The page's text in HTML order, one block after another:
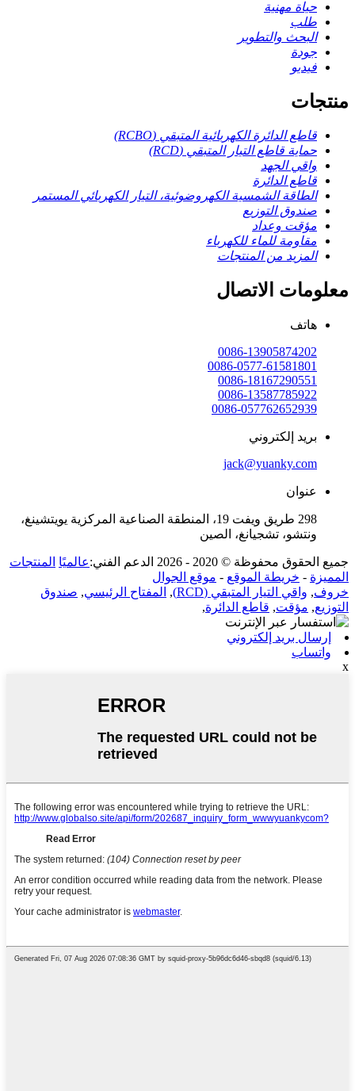
حياة مهنية
طلب
البحث والتطوير
جودة
فيديو
منتجات
قاطع الدائرة الكهربائية المتبقي (RCBO)
حماية قاطع التيار المتبقي (RCD)
واقي الجهد
قاطع الدائرة
الطاقة الشمسية الكهروضوئية، التيار الكهربائي المستمر
صندوق التوزيع
مؤقت وعداد
مقاومة للماء للكهرباء
المزيد من المنتجات
معلومات الاتصال
هاتف
0086-13905874202
0086-0577-61581801
0086-18167290551
0086-13587785922
0086-057762652939
بريد إلكتروني
jack@yuanky.com
عنوان
298 طريق ويفت 19، المنطقة الصناعية المركزية يويتشينغ،
ونتشو، تشجيانغ، الصين
جميع الحقوق محفوظة © 2020 - 2026 الدعم الفني: عالميًا المنتجات
المميزة - خريطة الموقع - موقع الجوال
خروف, واقي التيار المتبقي (RCD) , المفتاح الرئيسي, صندوق
التوزيع, مؤقت, قاطع الدائرة,
إرسال بريد إلكتروني
واتساب
x